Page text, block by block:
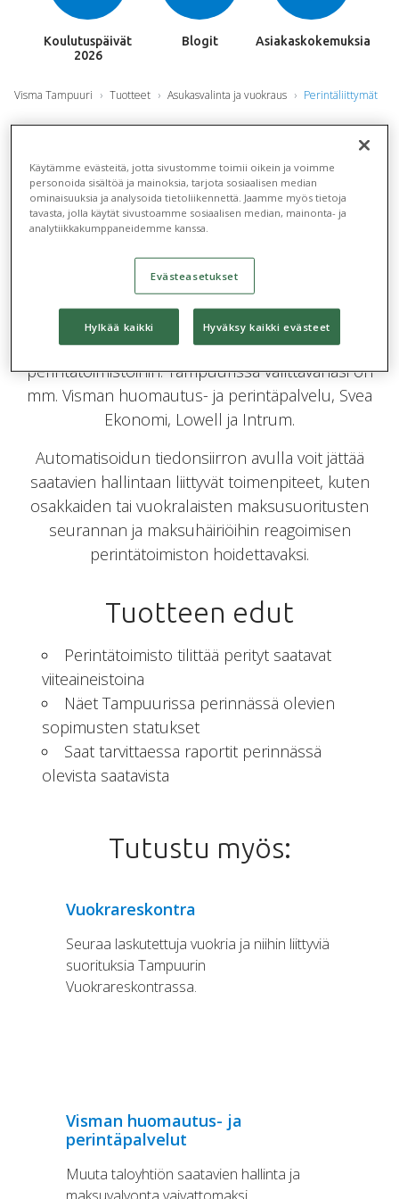
Koulutuspäivät
2026
Blogit Asiakaskokemuksia
Visma Tampuuri Tuotteet Asukasvalinta ja vuokraus Perintäliittymät
Tehokasta saatavien
hallintaa
Perintäliittymät -moduulin avulla Tampuurista
saatavat siirtyvät sähköisesti perintätoimistoille, ja
perintätoimiston status- ja tilitysaineistot siirtyvät
niin ikään sähköisesti Tampuuriin.
Tampuurista on liittymät yleisempiin
perintätoimistoihin. Tampuurissa valittavanasi on
mm. Visman huomautus- ja perintäpalvelu, Svea
Ekonomi, Lowell ja Intrum.
Automatisoidun tiedonsiirron avulla voit jättää
saatavien hallintaan liittyvät toimenpiteet, kuten
osakkaiden tai vuokralaisten maksusuoritusten
seurannan ja maksuhäiriöihin reagoimisen
perintätoimiston hoidettavaksi.
Tuotteen edut
Perintätoimisto tilittää perityt saatavat
viiteaineistoina
Näet Tampuurissa perinnässä olevien
sopimusten statukset
Saat tarvittaessa raportit perinnässä
olevista saatavista
Tutustu myös:
Vuokrareskontra
Seuraa laskutettuja vuokria ja niihin liittyviä
suorituksia Tampuurin
Vuokrareskontrassa.
Visman huomautus- ja
perintäpalvelut
Muuta taloyhtiön saatavien hallinta ja
maksuvalvonta vaivattomaksi
Käytämme evästeitä, jotta sivustomme toimii oikein ja voimme
personoida sisältöä ja mainoksia, tarjota sosiaalisen median
ominaisuuksia ja analysoida tietoliikennettä. Jaamme myös tietoja
tavasta, jolla käytät sivustoamme sosiaalisen median, mainonta- ja
analytiikkakumppaneidemme kanssa.
Evästeasetukset
Hylkää kaikki Hyväksy kaikki evästeet